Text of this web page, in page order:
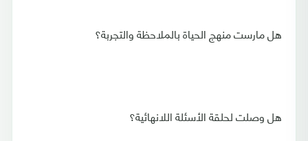
هل مارست منهج الحياة بالملاحظة والتجربة؟
هل وصلت لحلقة الأسئلة اللانهائية؟